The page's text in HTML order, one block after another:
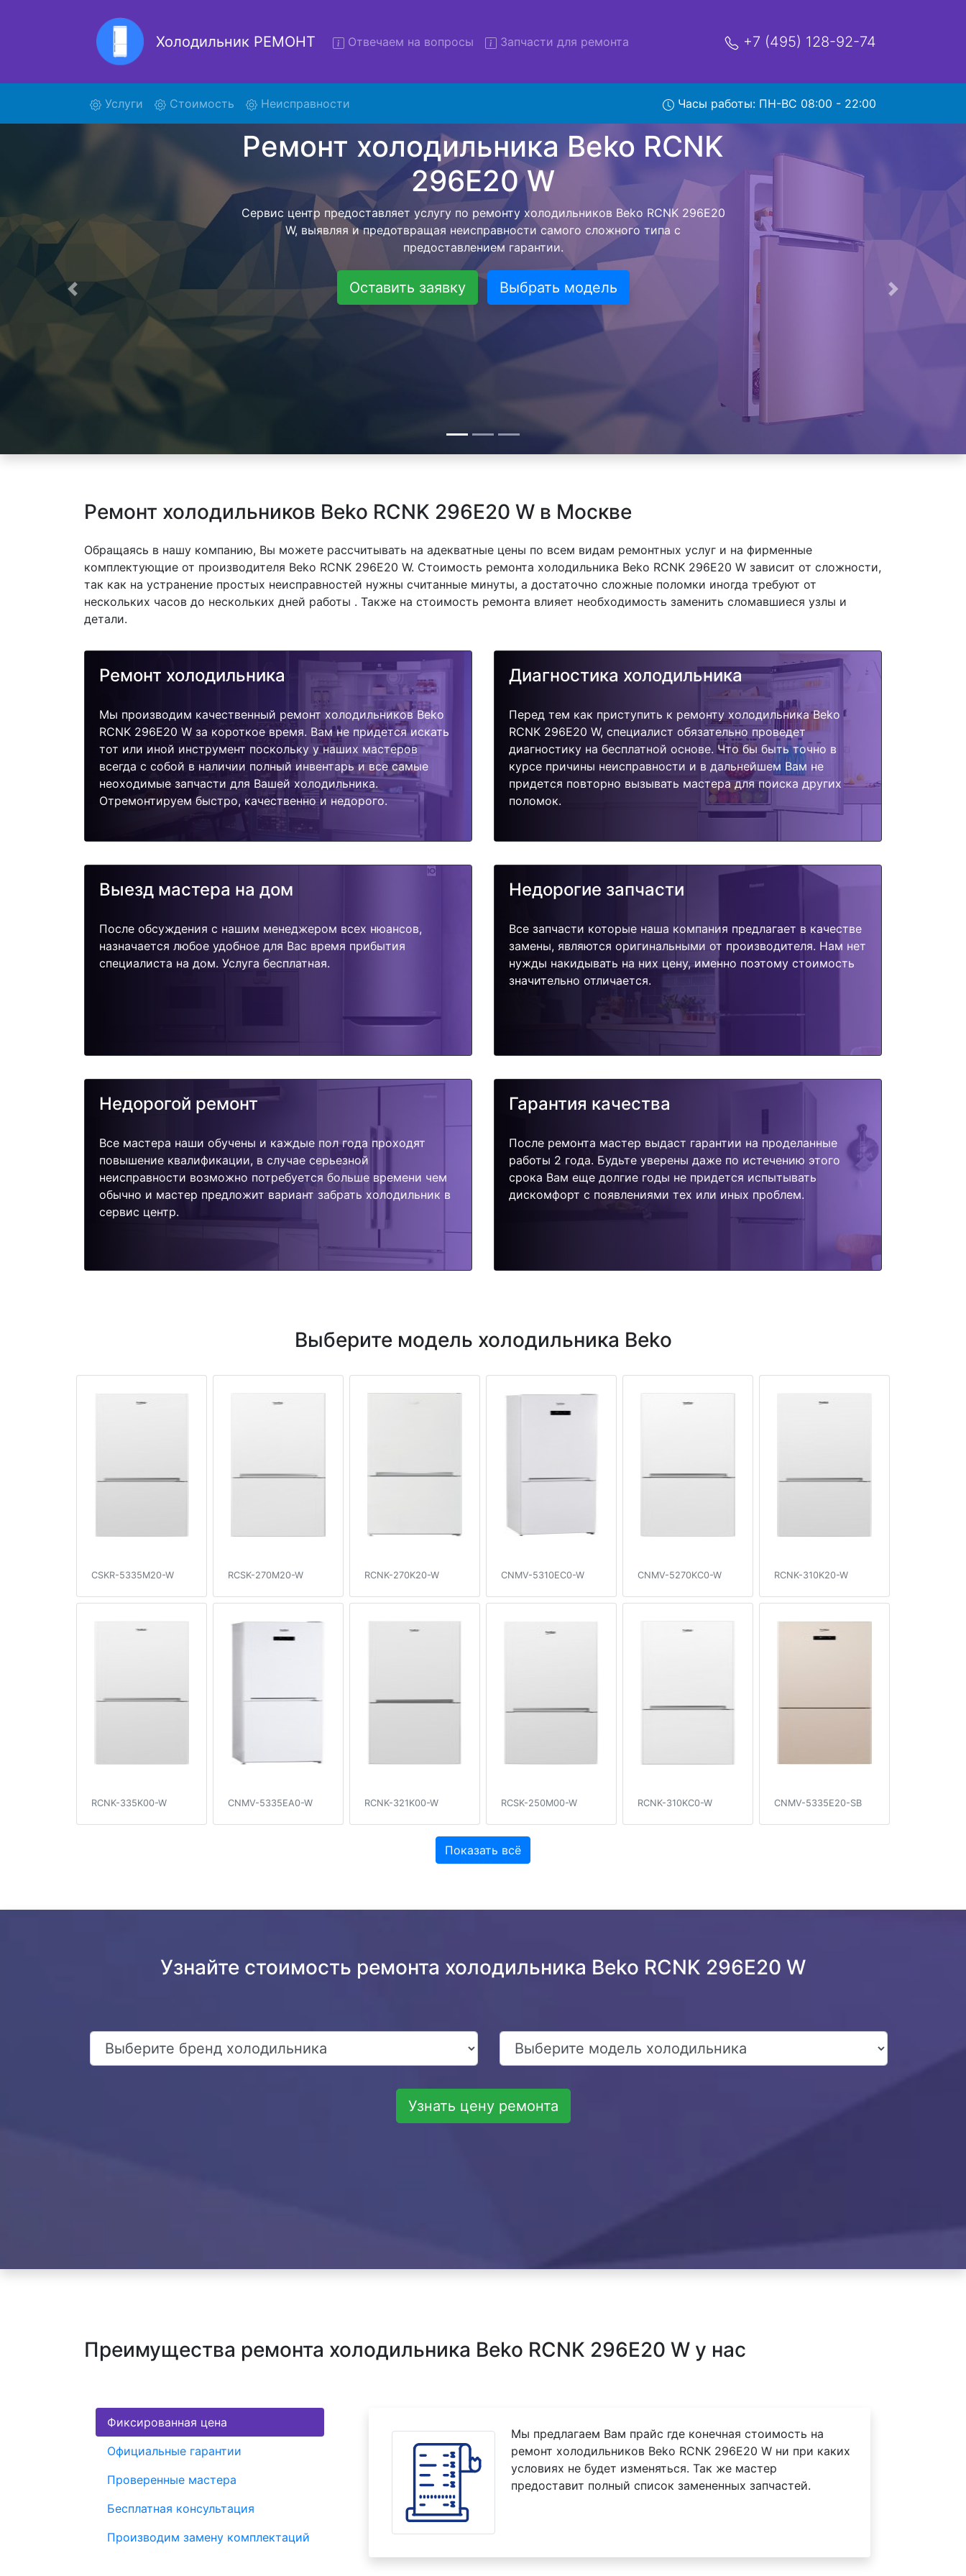
Холодильник РЕМОНТ Отвечаем на вопросы Запчасти для ремонта +7 (495) 128-92-74
Услуги (current)Стоимость Неисправности Часы работы: ПН-ВС 08:00 - 22:00
Ремонт холодильников с вывозом - чтобы клиент не тратил свое время и деньги на
поиски курьерской службы, наш мастер сам заберет холодильник Beko RCNK
296E20 W и отвезет в сервисный центр. Ремонт холодильника Beko RCNK 296E20
W осуществляется внутри сервисного центра, тем самым Вам не предстоит
ожидать мастера как закончит с ремонтом. Перед тем как холодильная техника
сдается, согласовывается конечная стоимость работ и в дальнейшем фиксируется.
Перечень бесплатных услуг от компании - Доставка холодильников , выезд
специалиста, консультирование и диагностика.
Оставить заявку Выбрать модель
Предыдущая Следующая
Ремонт холодильников Beko RCNK 296E20 W в Москве
Обращаясь в нашу компанию, Вы можете рассчитывать на адекватные цены по всем видам ремонтных услуг и на фирменные
комплектующие от производителя Beko RCNK 296E20 W. Стоимость ремонта холодильника Beko RCNK 296E20 W зависит от сложности,
так как на устранение простых неисправностей нужны считанные минуты, а достаточно сложные поломки иногда требуют от
нескольких часов до нескольких дней работы . Также на стоимость ремонта влияет необходимость заменить сломавшиеся узлы и
детали.
Ремонт холодильника
Мы производим качественный ремонт холодильников Beko
RCNK 296E20 W за короткое время. Вам не придется искать
тот или иной инструмент поскольку у наших мастеров
всегда с собой в наличии полный инвентарь и все самые
неоходимые запчасти для Вашей холодильника.
Отремонтируем быстро, качественно и недорого.
Диагностика холодильника
Перед тем как приступить к ремонту холодильника Beko
RCNK 296E20 W, специалист обязательно проведет
диагностику на бесплатной основе. Что бы быть точно в
курсе причины неисправности и в дальнейшем Вам не
придется повторно вызывать мастера для поиска других
поломок.
Выезд мастера на дом
После обсуждения с нашим менеджером всех нюансов,
назначается любое удобное для Вас время прибытия
специалиста на дом. Услуга бесплатная.
Недорогие запчасти
Все запчасти которые наша компания предлагает в качестве
замены, являются оригинальными от производителя. Нам нет
нужды накидывать на них цену, именно поэтому стоимость
значительно отличается.
Недорогой ремонт
Все мастера наши обучены и каждые пол года проходят
повышение квалификации, в случае серьезной
неисправности возможно потребуется больше времени чем
обычно и мастер предложит вариант забрать холодильник в
сервис центр.
Гарантия качества
После ремонта мастер выдаст гарантии на проделанные
работы 2 года. Будьте уверены даже по истечению этого
срока Вам еще долгие годы не придется испытывать
дискомфорт с появлениями тех или иных проблем.
Выберите модель холодильника Beko
CSKR-5335M20-W RCSK-270M20-W RCNK-270K20-W CNMV-5310EC0-W CNMV-5270KC0-W RCNK-310K20-W
RCNK-335K00-W CNMV-5335EA0-W RCNK-321K00-W RCSK-250M00-W RCNK-310KC0-W CNMV-5335E20-SB
Показать всё
Узнайте стоимость ремонта холодильника Beko RCNK 296E20 W
Узнать цену ремонта
Преимущества ремонта холодильника Beko RCNK 296E20 W у нас
Фиксированная цена
Официальные гарантии
Проверенные мастера
Бесплатная консультация
Производим замену комплектаций
Мы предлагаем Вам прайс где конечная стоимость на
ремонт холодильников Beko RCNK 296E20 W ни при каких
условиях не будет изменяться. Так же мастер
предоставит полный список замененных запчастей.